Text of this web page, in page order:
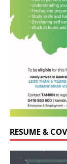
RESUME &